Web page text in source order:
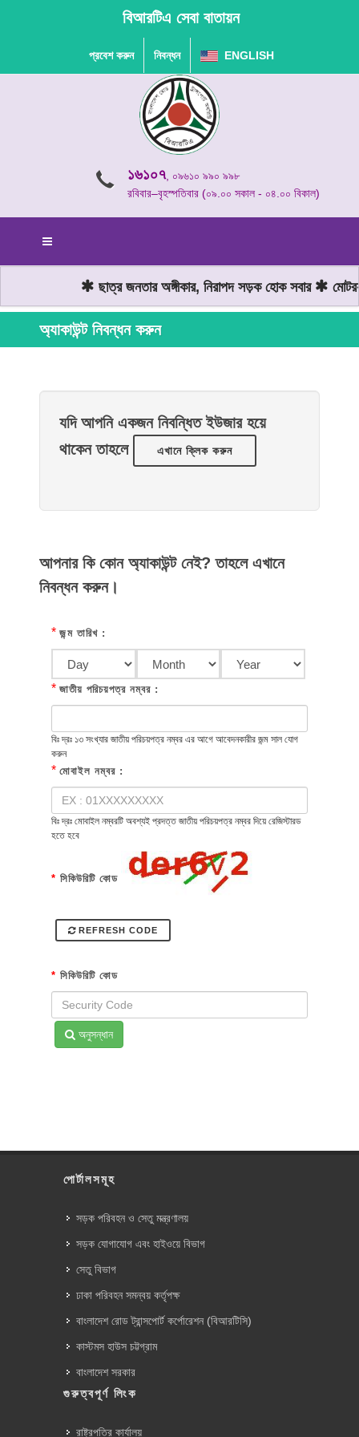
বিআরটিএ সেবা বাতায়ন
প্রবেশ করুন নিবন্ধন ENGLISH
১৬১০৭, ০৯৬১০ ৯৯০ ৯৯৮
রবিবার–বৃহস্পতিবার (০৯.০০ সকাল - ০৪.০০ বিকাল)
ছাত্র জনতার অঙ্গীকার, নিরাপদ সড়ক হোক সবার
অ্যাকাউন্ট নিবন্ধন করুন
যদি আপনি একজন নিবন্ধিত ইউজার হয়ে
থাকেন তাহলে
এখানে ক্লিক করুন
আপনার কি কোন অ্যাকাউন্ট নেই? তাহলে এখানে
নিবন্ধন করুন।
* জন্ম তারিখ :
* জাতীয় পরিচয়পত্র নম্বর :
বিঃ দ্রঃ ১৩ সংখ্যার জাতীয় পরিচয়পত্র নম্বর এর আগে আবেদনকারীর জন্ম সাল যোগ
করুন
* মোবাইল নম্বর :
বিঃ দ্রঃ মোবাইল নম্বরটি অবশ্যই প্রদত্ত জাতীয় পরিচয়পত্র নম্বর দিয়ে রেজিস্টারড
হতে হবে
* সিকিউরিটি কোড
REFRESH CODE
* সিকিউরিটি কোড
অনুসন্ধান
পোর্টালসমূহ
সড়ক পরিবহন ও সেতু মন্ত্রণালয়
সড়ক যোগাযোগ এবং হাইওয়ে বিভাগ
সেতু বিভাগ
ঢাকা পরিবহন সমন্বয় কর্তৃপক্ষ
বাংলাদেশ রোড ট্রান্সপোর্ট কর্পোরেশন (বিআরটিসি)
কাস্টমস হাউস চট্টগ্রাম
বাংলাদেশ সরকার
গুরুত্বপূর্ণ লিংক
রাষ্ট্রপতির কার্যালয়